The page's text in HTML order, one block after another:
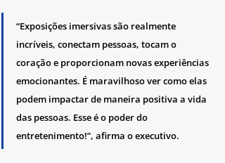
“Exposições imersivas são realmente
incríveis, conectam pessoas, tocam o
coração e proporcionam novas experiências
emocionantes. É maravilhoso ver como elas
podem impactar de maneira positiva a vida
das pessoas. Esse é o poder do
entretenimento!”, afirma o executivo. ‍ ‎